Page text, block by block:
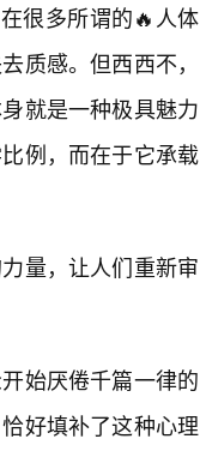
很多所谓的🔥人体
质感。但西西不，
就是一种极具魅力
例，而在于它承载
量，让人们重新审
始厌倦千篇一律的
好填补了这种心理